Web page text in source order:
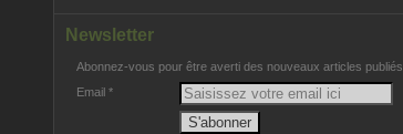
Newsletter
Abonnez-vous pour être averti des nouveaux articles publiés.
Email